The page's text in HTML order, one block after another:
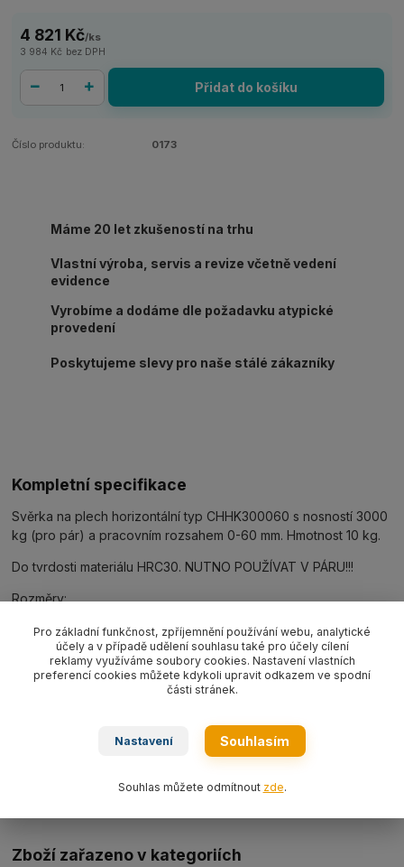
4 821 Kč/ks
3 984 Kč bez DPH
Přidat do košíku
Číslo produktu: 0173
Máme 20 let zkušeností na trhu
Vlastní výroba, servis a revize včetně vedení
evidence
Vyrobíme a dodáme dle požadavku atypické
provedení
Poskytujeme slevy pro naše stálé zákazníky
Kompletní specifikace
Svěrka na plech horizontální typ CHHK300060 s nosností 3000
kg (pro pár) a pracovním rozsahem 0-60 mm. Hmotnost 10 kg.
Do tvrdosti materiálu HRC30. NUTNO POUŽÍVAT V PÁRU!!!
Rozměry:
A: 303 mm
B: 220 mm
Zboží zařazeno v kategoriích
Pro základní funkčnost, zpříjemnění používání webu, analytické
účely a v případě udělení souhlasu také pro účely cílení
reklamy využíváme soubory cookies. Nastavení vlastních
preferencí cookies můžete kdykoli upravit odkazem ve spodní
části stránek.
Nastavení Souhlasím
Souhlas můžete odmítnout zde.